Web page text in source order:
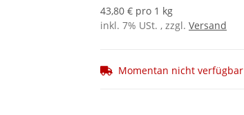
43,80 € pro 1 kg
inkl. 7% USt. , zzgl. Versand
Momentan nicht verfügbar